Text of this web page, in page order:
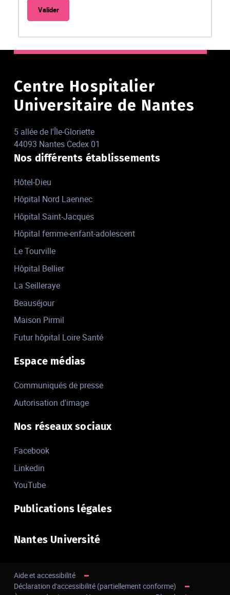
Centre Hospitalier
Universitaire de Nantes
5 allée de l'Île-Gloriette
44093 Nantes Cedex 01
Nos différents établissements
Hôtel-Dieu
Hôpital Nord Laennec
Hôpital Saint-Jacques
Hôpital femme-enfant-adolescent
Le Tourville
Hôpital Bellier
La Seilleraye
Beauséjour
Maison Pirmil
Futur hôpital Loire Santé
Espace médias
Communiqués de presse
Autorisation d'image
Nos réseaux sociaux
Facebook
Linkedin
YouTube
Publications légales
Nantes Université
Aide et accessibilité
Déclaration d'accessibilité (partiellement conforme)